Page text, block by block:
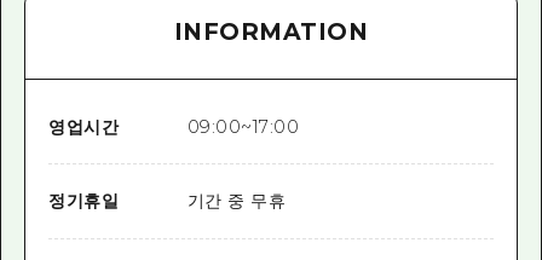
INFORMATION
영업시간 09:00~17:00
정기휴일 기간 중 무휴